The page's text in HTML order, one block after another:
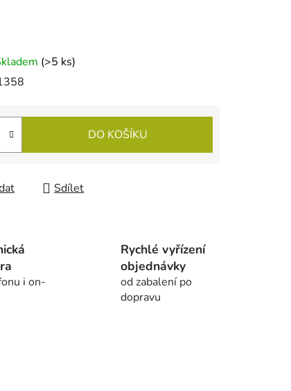
(>5 ks)
DO KOŠÍKU
Sdílet
i on-
Rychlé vyřízení
objednávky
od zabalení po
dopravu